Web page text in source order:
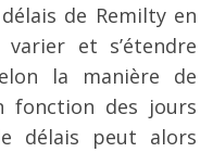
de Remilty en
et s’étendre
la manière de
fonction des jours
délais peut alors